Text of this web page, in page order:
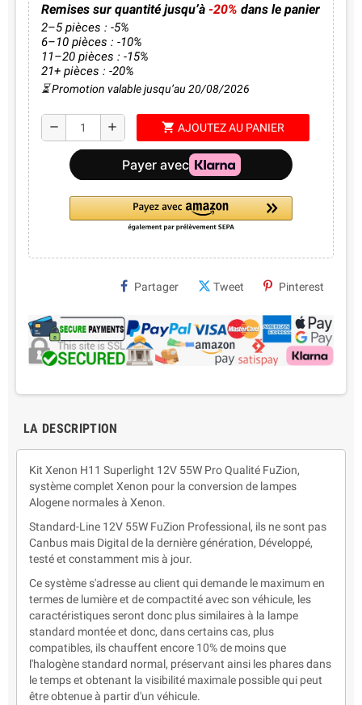
Remises sur quantité jusqu’à-20% dans le panier
2–5 pièces : -5%
6–10 pièces : -10%
11–20 pièces : -15%
21+ pièces : -20%
⏳ Promotion valable jusqu’au 20/08/2026
remove add shopping_cart AJOUTEZ AU PANIER
Partager Tweet Pinterest
LA DESCRIPTION
Kit Xenon H11 Superlight 12V 55W Pro Qualité FuZion,
système complet Xenon pour la conversion de lampes
Alogene normales à Xenon.
Standard-Line 12V 55W FuZion Professional, ils ne sont pas
Canbus mais Digital de la dernière génération, Développé,
testé et constamment mis à jour.
Ce système s'adresse au client qui demande le maximum en
termes de lumière et de compactité avec son véhicule, les
caractéristiques seront donc plus similaires à la lampe
standard montée et donc, dans certains cas, plus
compatibles, ils chauffent encore 10% de moins que
l'halogène standard normal, préservant ainsi les phares dans
le temps et obtenant la visibilité maximale possible qui peut
être obtenue à partir d'un véhicule.